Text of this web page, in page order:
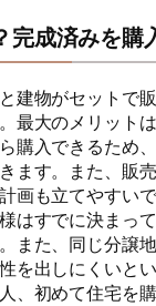
完成済みを購
建物がセットで
最大のメリット
購入できるため
ます。また、販
画も立てやすいで
はすでに決まっ
また、同じ分譲
を出しにくいと
、初めて住宅を